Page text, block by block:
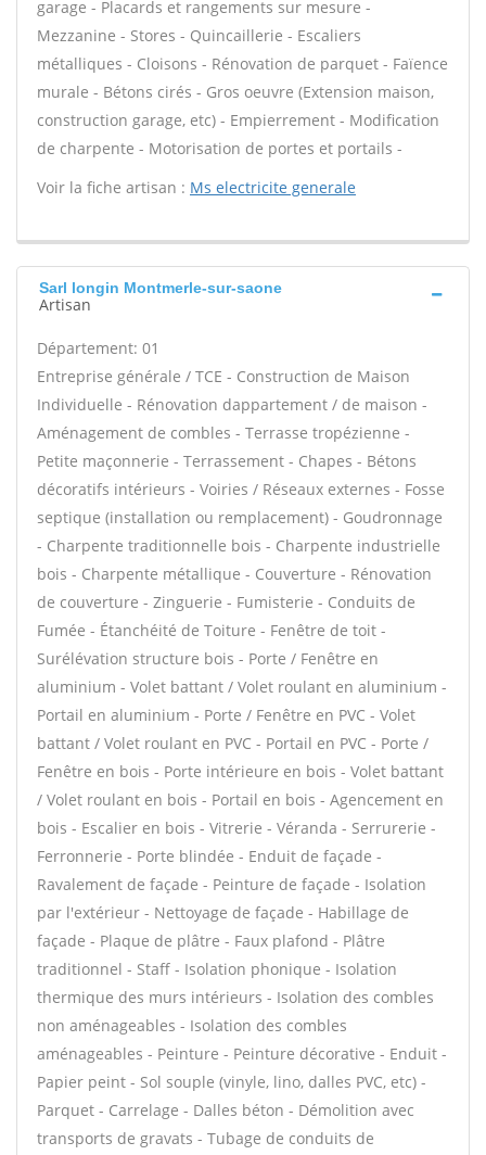
garage - Placards et rangements sur mesure -
Mezzanine - Stores - Quincaillerie - Escaliers
métalliques - Cloisons - Rénovation de parquet - Faïence
murale - Bétons cirés - Gros oeuvre (Extension maison,
construction garage, etc) - Empierrement - Modification
de charpente - Motorisation de portes et portails -
Voir la fiche artisan : Ms electricite generale
Sarl longin Montmerle-sur-saone
Artisan
Département: 01
Entreprise générale / TCE - Construction de Maison
Individuelle - Rénovation dappartement / de maison -
Aménagement de combles - Terrasse tropézienne -
Petite maçonnerie - Terrassement - Chapes - Bétons
décoratifs intérieurs - Voiries / Réseaux externes - Fosse
septique (installation ou remplacement) - Goudronnage
- Charpente traditionnelle bois - Charpente industrielle
bois - Charpente métallique - Couverture - Rénovation
de couverture - Zinguerie - Fumisterie - Conduits de
Fumée - Étanchéité de Toiture - Fenêtre de toit -
Surélévation structure bois - Porte / Fenêtre en
aluminium - Volet battant / Volet roulant en aluminium -
Portail en aluminium - Porte / Fenêtre en PVC - Volet
battant / Volet roulant en PVC - Portail en PVC - Porte /
Fenêtre en bois - Porte intérieure en bois - Volet battant
/ Volet roulant en bois - Portail en bois - Agencement en
bois - Escalier en bois - Vitrerie - Véranda - Serrurerie -
Ferronnerie - Porte blindée - Enduit de façade -
Ravalement de façade - Peinture de façade - Isolation
par l'extérieur - Nettoyage de façade - Habillage de
façade - Plaque de plâtre - Faux plafond - Plâtre
traditionnel - Staff - Isolation phonique - Isolation
thermique des murs intérieurs - Isolation des combles
non aménageables - Isolation des combles
aménageables - Peinture - Peinture décorative - Enduit -
Papier peint - Sol souple (vinyle, lino, dalles PVC, etc) -
Parquet - Carrelage - Dalles béton - Démolition avec
transports de gravats - Tubage de conduits de